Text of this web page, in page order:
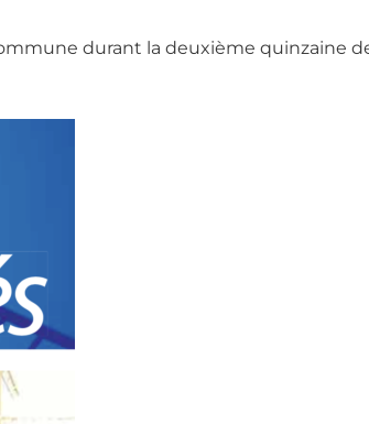
durant la deuxième quinzaine